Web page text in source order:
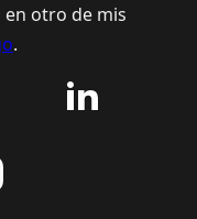
otro de mis
.